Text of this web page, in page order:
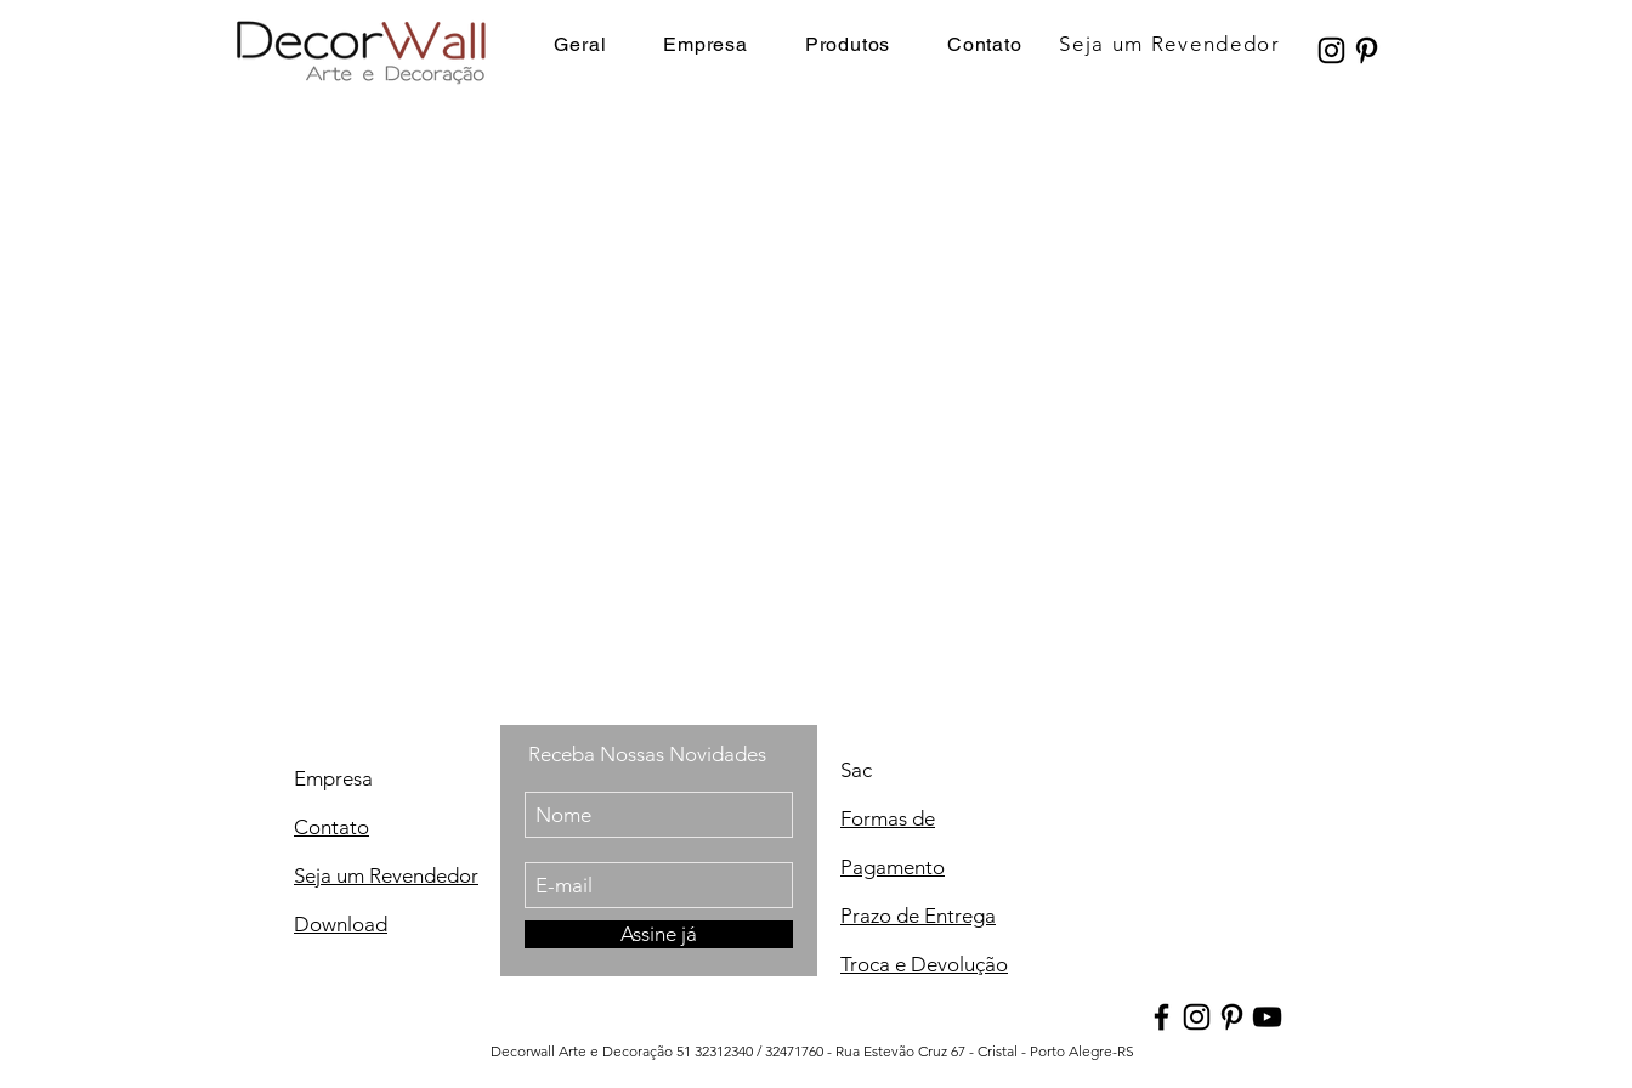
Geral Empresa Produtos Contato Seja um Revendedor
Empresa
Contato
Seja um Revendedor
Download
Receba Nossas Novidades
Assine já
Sac
Formas de
Pagamento
Prazo de Entrega
Troca e Devolução
Decorwall Arte e Decoração 51 32312340 / 32471760 - Rua Estevão Cruz 67 - Cristal - Porto Alegre-RS